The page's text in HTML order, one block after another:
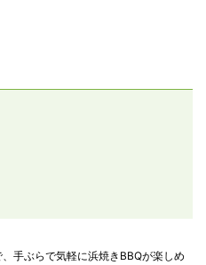
手ぶらで気軽に浜焼きBBQが楽しめ